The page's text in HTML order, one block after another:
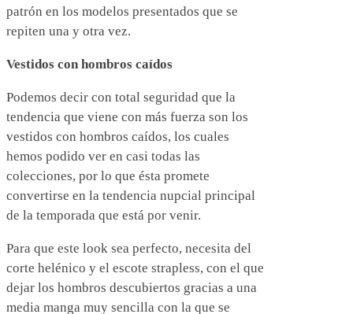
patrón en los modelos presentados que se
repiten una y otra vez.
Vestidos con hombros caídos
Podemos decir con total seguridad que la
tendencia que viene con más fuerza son los
vestidos con hombros caídos, los cuales
hemos podido ver en casi todas las
colecciones, por lo que ésta promete
convertirse en la tendencia nupcial principal
de la temporada que está por venir.
Para que este look sea perfecto, necesita del
corte helénico y el escote strapless, con el que
dejar los hombros descubiertos gracias a una
media manga muy sencilla con la que se